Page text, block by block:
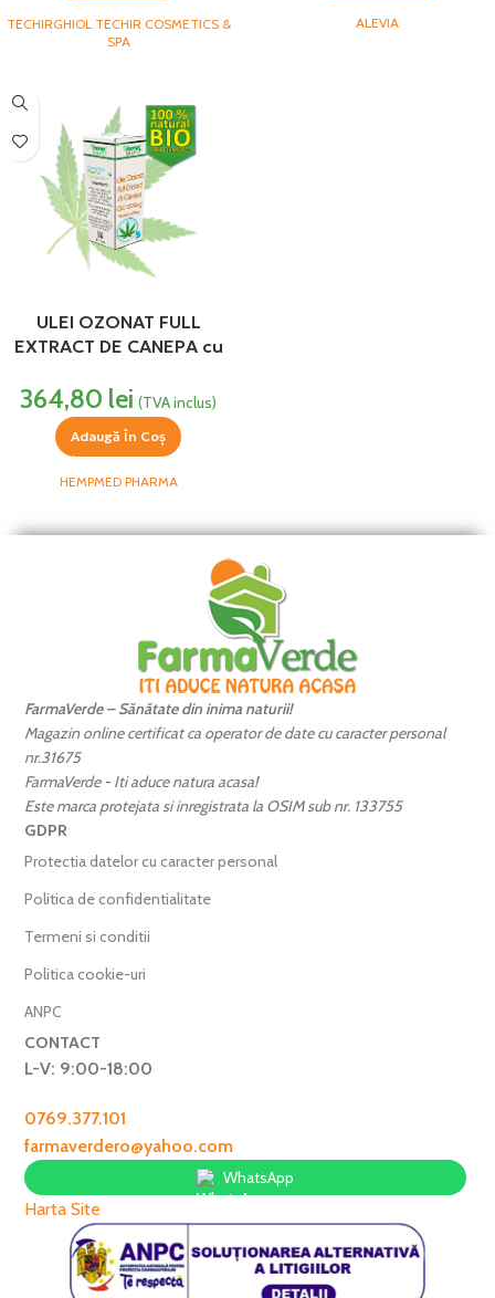
TECHIRGHIOL TECHIR COSMETICS &
SPA
ALEVIA
ULEI OZONAT FULL
EXTRACT DE CANEPA cu
sativa HempMed Pharma
364,80 lei (TVA inclus)
Adaugă În Coș
HEMPMED PHARMA
FarmaVerde – Sănătate din inima naturii!
Magazin online certificat ca operator de date cu caracter personal
nr.31675
FarmaVerde - Iti aduce natura acasa!
Este marca protejata si inregistrata la OSIM sub nr. 133755
GDPR
Protectia datelor cu caracter personal
Politica de confidentialitate
Termeni si conditii
Politica cookie-uri
ANPC
CONTACT
L-V: 9:00-18:00
0769.377.101
farmaverdero@yahoo.com
WhatsApp
Harta Site